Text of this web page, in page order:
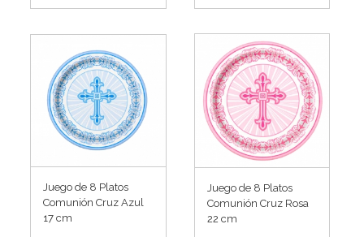
Juego de 8 Platos
Comunión Cruz Azul
17 cm
Juego de 8 Platos
Comunión Cruz Rosa
22 cm